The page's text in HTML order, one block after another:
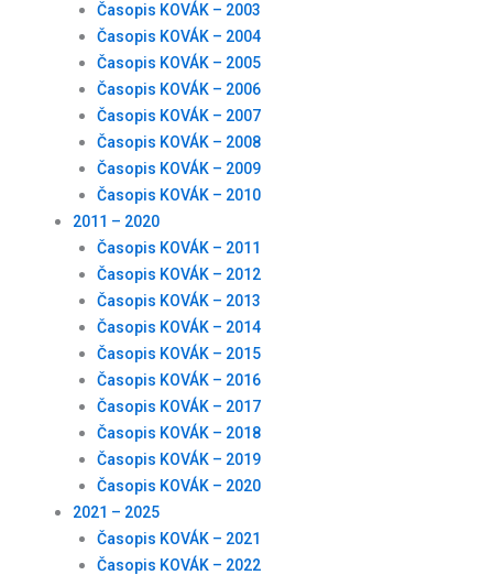
Časopis KOVÁK – 2003
Časopis KOVÁK – 2004
Časopis KOVÁK – 2005
Časopis KOVÁK – 2006
Časopis KOVÁK – 2007
Časopis KOVÁK – 2008
Časopis KOVÁK – 2009
Časopis KOVÁK – 2010
2011 – 2020
Časopis KOVÁK – 2011
Časopis KOVÁK – 2012
Časopis KOVÁK – 2013
Časopis KOVÁK – 2014
Časopis KOVÁK – 2015
Časopis KOVÁK – 2016
Časopis KOVÁK – 2017
Časopis KOVÁK – 2018
Časopis KOVÁK – 2019
Časopis KOVÁK – 2020
2021 – 2025
Časopis KOVÁK – 2021
Časopis KOVÁK – 2022